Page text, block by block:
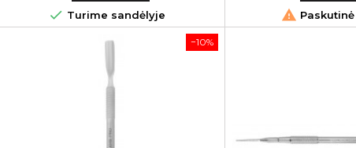
 Turime sandėlyje 
−10%